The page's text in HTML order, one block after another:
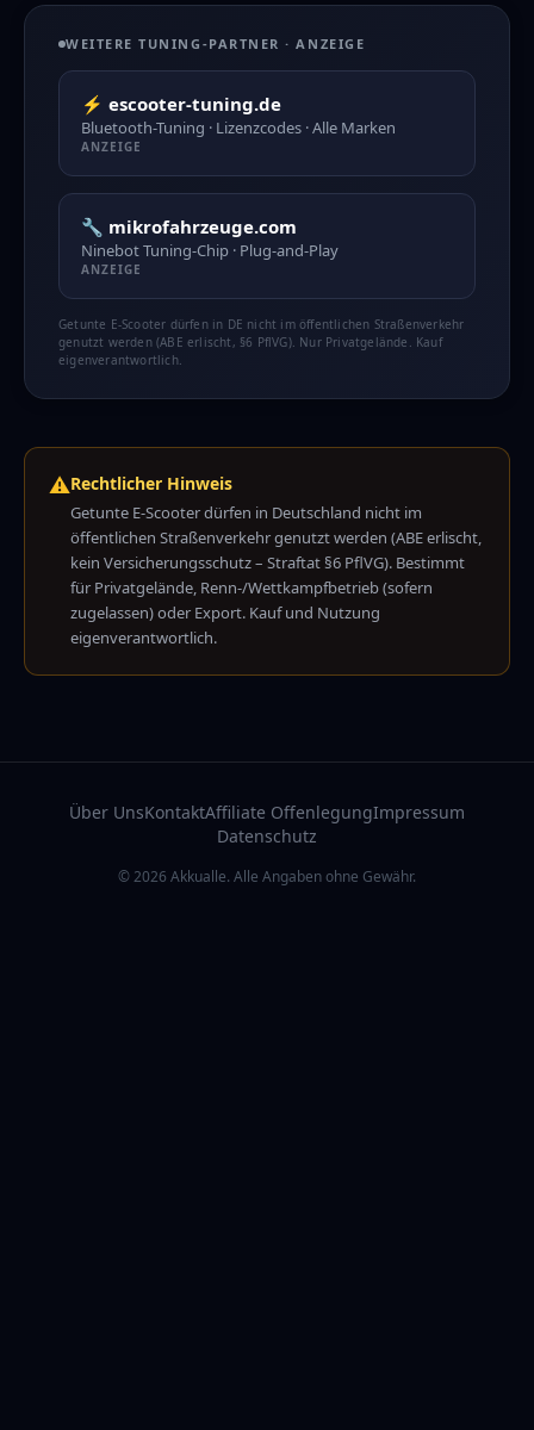
WEITERE TUNING-PARTNER · ANZEIGE
⚡ escooter-tuning.de
Bluetooth-Tuning · Lizenzcodes · Alle Marken
ANZEIGE
🔧 mikrofahrzeuge.com
Ninebot Tuning-Chip · Plug-and-Play
ANZEIGE
Getunte E-Scooter dürfen in DE nicht im öffentlichen Straßenverkehr
genutzt werden (ABE erlischt, §6 PflVG). Nur Privatgelände. Kauf
eigenverantwortlich.
⚠️Rechtlicher Hinweis
Getunte E-Scooter dürfen in Deutschland nicht im
öffentlichen Straßenverkehr genutzt werden (ABE erlischt,
kein Versicherungsschutz – Straftat §6 PflVG). Bestimmt
für Privatgelände, Renn-/Wettkampfbetrieb (sofern
zugelassen) oder Export. Kauf und Nutzung
eigenverantwortlich.
Über UnsKontaktAffiliate OffenlegungImpressum
Datenschutz
© 2026 Akkualle. Alle Angaben ohne Gewähr.